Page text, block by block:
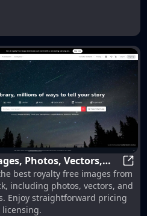
RightAI
- Undress AI Nudify
Photos, Vectors,
Music | Shutterstock
best royalty free images from
including photos, vectors, and
Enjoy straightforward pricing